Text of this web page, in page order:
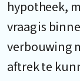
hypotheek,
vraag is
verbouwing
aftrek te